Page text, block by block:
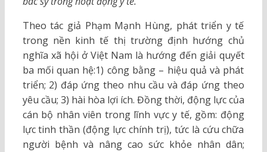
Theo tác giả Phạm Mạnh Hùng, phát triển y tế
trong nền kinh tế thị trường định hướng chủ
nghĩa xã hội ở Việt Nam là hướng đến giải quyết
ba mối quan hệ:1) công bằng – hiệu quả và phát
triển; 2) đáp ứng theo nhu cầu và đáp ứng theo
yêu cầu; 3) hài hòa lợi ích. Đồng thời, động lực của
cán bộ nhân viên trong lĩnh vực y tế, gồm: động
lực tinh thần (động lực chính trị), tức là cứu chữa
người bệnh và nâng cao sức khỏe nhân dân;